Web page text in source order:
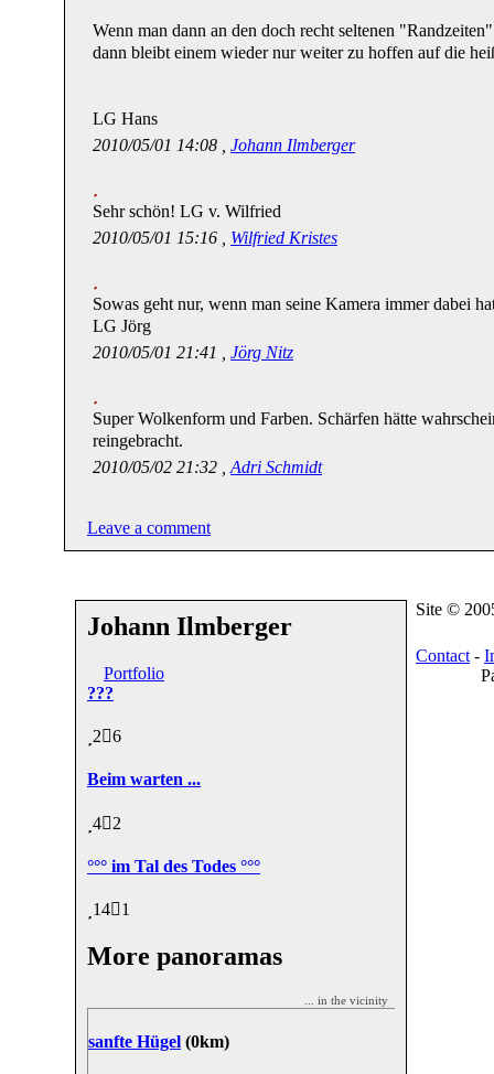
Wenn man dann an den doch recht seltenen
dann bleibt einem wieder nur weiter zu hoffen auf die
LG Hans
2010/05/01 14:08 , Johann Ilmberger
Sehr schön! LG v. Wilfried
2010/05/01 15:16 , Wilfried Kristes
Sowas geht nur, wenn man seine Kamera immer dabei
LG Jörg
2010/05/01 21:41 , Jörg Nitz
Super Wolkenform und Farben. Schärfen hätte
reingebracht.
2010/05/02 21:32 , Adri Schmidt
Leave a comment
Johann Ilmberger
Portfolio
???
2 6
Beim warten ...
4 2
°°° im Tal des Todes °°°
14 1
More panoramas
... in the vicinity
sanfte Hügel (0km)
Site ©
Contact -